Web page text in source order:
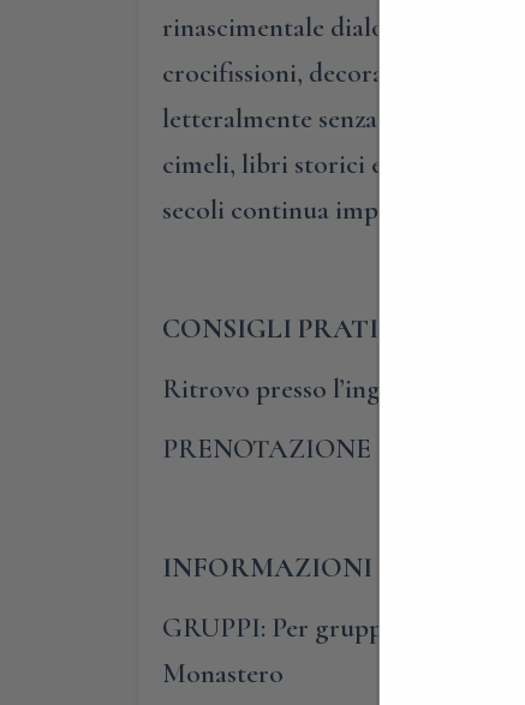
rinascimentale dialoga con la
crocifissioni, decorazioni
letteralmente senza fiato!
cimeli, libri storici ed oggetti
secoli continua imperterrita ad
CONSIGLI PRATICI
Ritrovo presso l’ingresso del
PRENOTAZIONE
INFORMAZIONI E
GRUPPI: Per gruppi composti
Monastero